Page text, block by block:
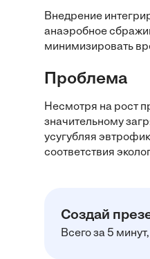
Внедрение
анаэробное
минимизировать
Проблема
Несмотря на рост
значительному
усугубляя
соответствия
Создай
Всего за 5